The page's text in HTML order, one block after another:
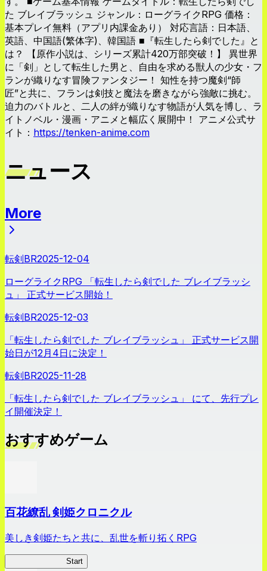
た ブレイブラッシュ ジャンル：ローグライクRPG 価格：
基本プレイ無料（アプリ内課金あり） 対応言語：日本語、
英語、中国語(繁体字)、韓国語 ■『転生したら剣でした』と
は？ 【原作小説は、シリーズ累計420万部突破！】 異世界
に「剣」として転生した男と、自由を求める獣人の少女・フ
ランが織りなす冒険ファンタジー！ 知性を持つ魔剣“師
匠”と共に、フランは剣技と魔法を磨きながら強敵に挑む。
迫力のバトルと、二人の絆が織りなす物語が人気を博し、ラ
イトノベル・漫画・アニメと幅広く展開中！ アニメ公式サ
イト： https://tenken-anime.com
ニュース
More
転剣BR2025-12-04
ローグライクRPG 「転生したら剣でした ブレイブラッシ
ュ」 正式サービス開始！
転剣BR2025-12-03
「転生したら剣でした ブレイブラッシュ」 正式サービス開
始日が12月4日に決定！
転剣BR2025-11-28
「転生したら剣でした ブレイブラッシュ」 にて、先行プレ
イ開催決定！
おすすめゲーム
百花繚乱 剣姫クロニクル
美しき剣姫たちと共に、乱世を斬り拓くRPG
Start